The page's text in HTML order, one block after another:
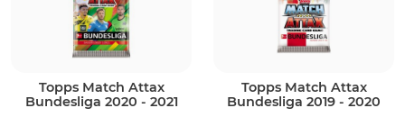
Topps Match Attax
Bundesliga 2020 - 2021
Topps Match Attax
Bundesliga 2019 - 2020